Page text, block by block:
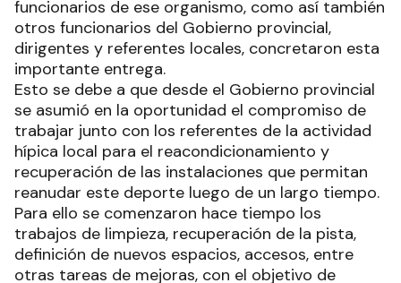
funcionarios de ese organismo, como así también
otros funcionarios del Gobierno provincial,
dirigentes y referentes locales, concretaron esta
importante entrega.
Esto se debe a que desde el Gobierno provincial
se asumió en la oportunidad el compromiso de
trabajar junto con los referentes de la actividad
hípica local para el reacondicionamiento y
recuperación de las instalaciones que permitan
reanudar este deporte luego de un largo tiempo.
Para ello se comenzaron hace tiempo los
trabajos de limpieza, recuperación de la pista,
definición de nuevos espacios, accesos, entre
otras tareas de mejoras, con el objetivo de